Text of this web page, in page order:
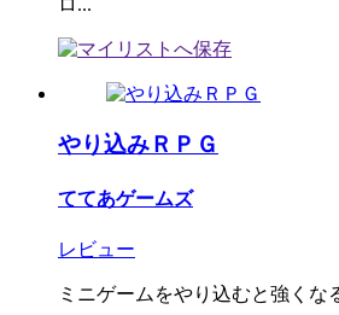
やり込みＲＰＧ
ててあゲームズ
レビュー
ミニゲームをやり込むと強くな